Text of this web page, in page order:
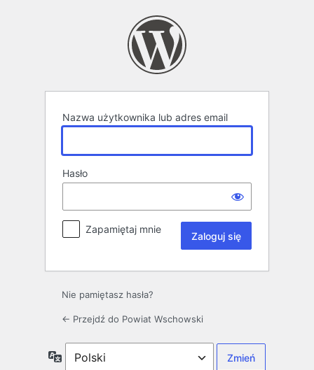
Nazwa użytkownika lub adres email
Hasło
Zapamiętaj mnie
Nie pamiętasz hasła?
← Przejdź do Powiat Wschowski
Język